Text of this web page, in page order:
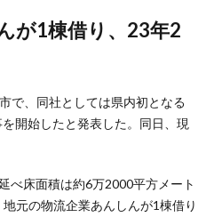
で、同社としては県内初となる
開始したと発表した。同日、現
べ床面積は約6万2000平方メート
元の物流企業あんしんが1棟借り